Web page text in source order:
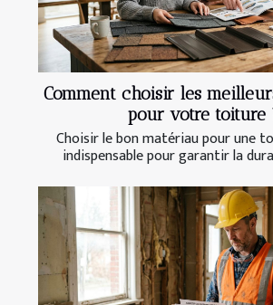
Comment choisir les
pour votre toiture
Choisir le bon matériau pour une
indispensable pour garantir la